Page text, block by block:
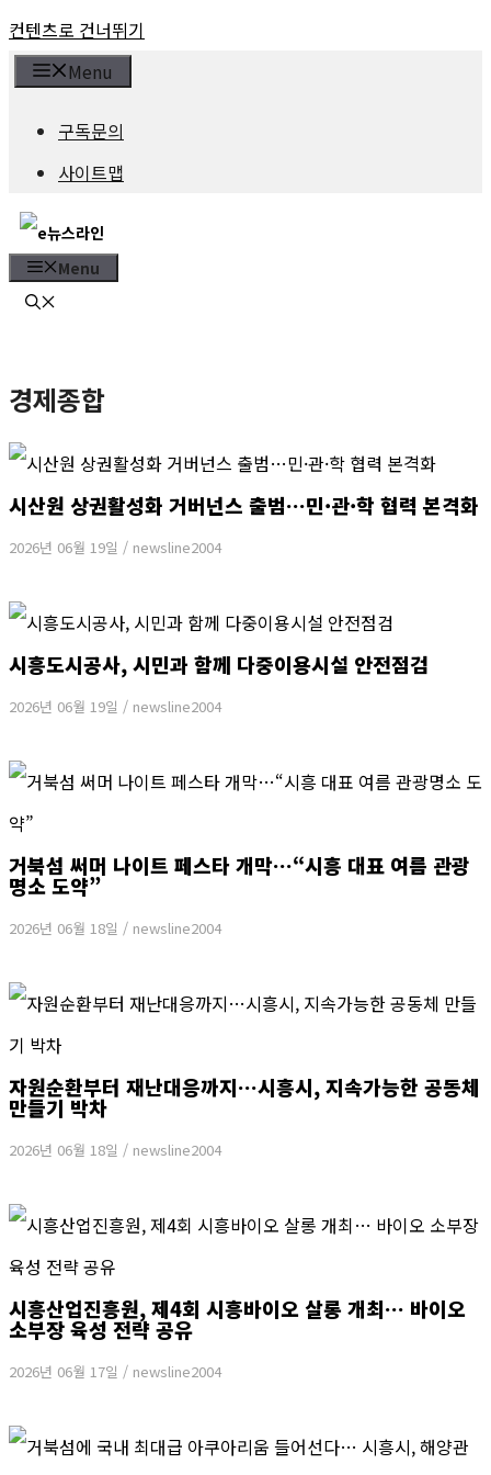
컨텐츠로 건너뛰기
Menu
구독문의
사이트맵
Menu
경제종합
시산원 상권활성화 거버넌스 출범…민·관·학 협력 본격화
2026년 06월 19일 / newsline2004
시흥도시공사, 시민과 함께 다중이용시설 안전점검
2026년 06월 19일 / newsline2004
거북섬 써머 나이트 페스타 개막…“시흥 대표 여름 관광
명소 도약”
2026년 06월 18일 / newsline2004
자원순환부터 재난대응까지…시흥시, 지속가능한 공동체
만들기 박차
2026년 06월 18일 / newsline2004
시흥산업진흥원, 제4회 시흥바이오 살롱 개최… 바이오
소부장 육성 전략 공유
2026년 06월 17일 / newsline2004